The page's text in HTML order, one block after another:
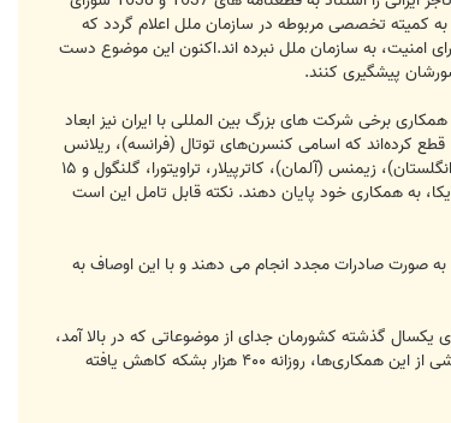
لحظه به کمیته تخصصی مربوطه در سازمان ملل اعلام گردد که
امنیت، به سازمان ملل نبرده اند.اکنون این موضوع دست
پیشگیری کنند.
برخی شرکت های بزرگ بین المللی با ایران نیز ابعاد
بنزین و خدمات به ایران را قطع کرده‌اند که اسامی کنسرن‌های توتال (فرانسه)، ریلانس
(هند)، ویتول، کلینگور، ترافیگورا ، بریتیش پترولیوم(انگلیس)، پتروناس (مالزی)، لوک اویل (روسیه)، انی (ایتالیا)، رویال داچ شل، (هلند و انگلستان)، زیمنس (آلمان)، کاترپیلار، تراویتورا، گلنگول و ۱۵
به همکاری خود پایان دهند. نکته قابل تامل این است
به صورت صادرات مجدد انجام می دهند و با این اوصاف به
یکسال گذشته کشورمان جدای از موضوعاتی که در بالا آمد،
گفته می شود که در این یک‌ساله، ضمن آنکه، دست کم ۲۴ شرکت‌ بزرگ خارجی با ایران قطع رابطه کرده‌اند و فروش نفت در نتیجه قطع بخشی از این همکاری‌ها، روزانه ۴۰۰ هزار بشکه کاهش یافته